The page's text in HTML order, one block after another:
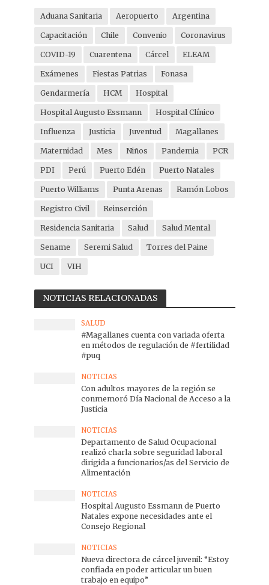
Aduana Sanitaria Aeropuerto Argentina
Capacitación Chile Convenio Coronavirus
COVID-19 Cuarentena Cárcel ELEAM
Exámenes Fiestas Patrias Fonasa
Gendarmería HCM Hospital
Hospital Augusto Essmann Hospital Clínico
Influenza Justicia Juventud Magallanes
Maternidad Mes Niños Pandemia PCR
PDI Perú Puerto Edén Puerto Natales
Puerto Williams Punta Arenas Ramón Lobos
Registro Civil Reinserción
Residencia Sanitaria Salud Salud Mental
Sename Seremi Salud Torres del Paine
UCI VIH
NOTICIAS RELACIONADAS
SALUD
#Magallanes cuenta con variada oferta
en métodos de regulación de #fertilidad
#puq
NOTICIAS
Con adultos mayores de la región se
conmemoró Día Nacional de Acceso a la
Justicia
NOTICIAS
Departamento de Salud Ocupacional
realizó charla sobre seguridad laboral
dirigida a funcionarios/as del Servicio de
Alimentación
NOTICIAS
Hospital Augusto Essmann de Puerto
Natales expone necesidades ante el
Consejo Regional
NOTICIAS
Nueva directora de cárcel juvenil: “Estoy
confiada en poder articular un buen
trabajo en equipo”